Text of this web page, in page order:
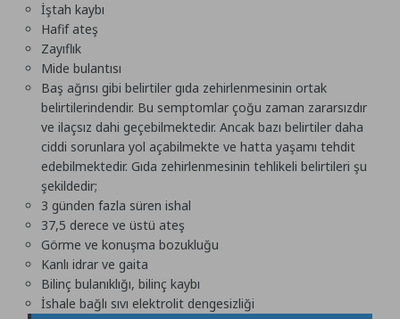
İştah kaybı
Hafif ateş
Zayıflık
Mide bulantısı
Baş ağrısı gibi belirtiler gıda zehirlenmesinin ortak
belirtilerindendir. Bu semptomlar çoğu zaman zararsızdır
ve ilaçsız dahi geçebilmektedir. Ancak bazı belirtiler daha
ciddi sorunlara yol açabilmekte ve hatta yaşamı tehdit
edebilmektedir. Gıda zehirlenmesinin tehlikeli belirtileri şu
şekildedir;
3 günden fazla süren ishal
37,5 derece ve üstü ateş
Görme ve konuşma bozukluğu
Kanlı idrar ve gaita
Bilinç bulanıklığı, bilinç kaybı
İshale bağlı sıvı elektrolit dengesizliği